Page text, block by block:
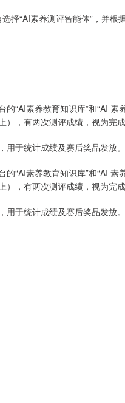
择“AI素养测评智能体”，并根
“AI素养教育知识库”和“AI 素
，有两次测评成绩，视为完成
于统计成绩及赛后奖品发放。
“AI素养教育知识库”和“AI 素
，有两次测评成绩，视为完成
于统计成绩及赛后奖品发放。